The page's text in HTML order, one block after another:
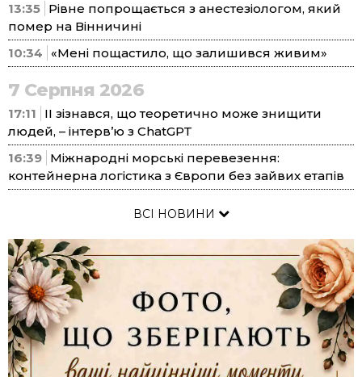
13:35 Рівне попрощається з анестезіологом, який
помер на Вінничині
10:34
«Мені пощастило, що залишився живим»
7 Серпня 2026
17:11
ІІ зізнався, що теоретично може знищити
людей, – інтерв’ю з ChatGPT
16:39 Міжнародні морські перевезення:
контейнерна логістика з Європи без зайвих етапів
ВСІ НОВИНИ